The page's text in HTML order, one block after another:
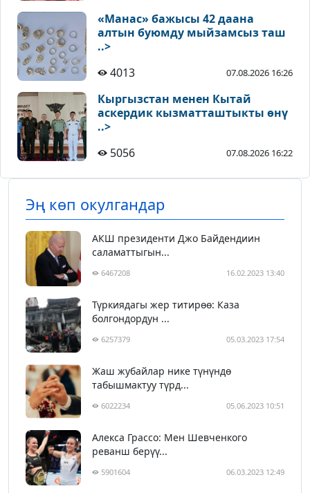
«Манас» бажысы 42 даана
алтын буюмду мыйзамсыз таш
..>
4013
07.08.2026 16:26
Кыргызстан менен Кытай
аскердик кызматташтыкты өнү
..>
5056
07.08.2026 16:22
Эң көп окулгандар
АКШ президенти Джо Байдендиин
саламаттыгын...
6467208 16.02.2023 13:40
Түркиядагы жер титирөө: Каза
болгондордун ...
6257379 05.03.2023 17:54
Жаш жубайлар нике түнүндө
табышмактуу түрд...
6022234 05.06.2023 10:51
Алекса Грассо: Мен Шевченкого
реванш берүү...
5901604 06.03.2023 12:49